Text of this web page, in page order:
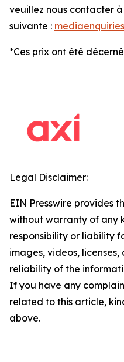
veuillez nous contacter à
suivante :
*Ces prix ont été
Legal Disclaimer:
EIN Presswire provides
without warranty of any
responsibility or liability
images, videos,
reliability of the
If you have any
related to this article,
above.